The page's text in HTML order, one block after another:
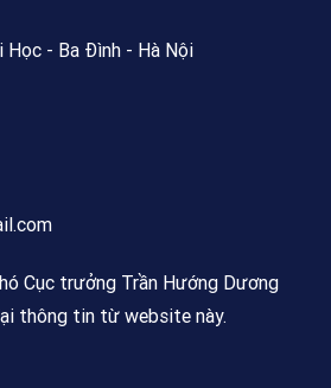
Học - Ba Đình - Hà Nội
Cục trưởng Trần Hướng Dương
thông tin từ website này.